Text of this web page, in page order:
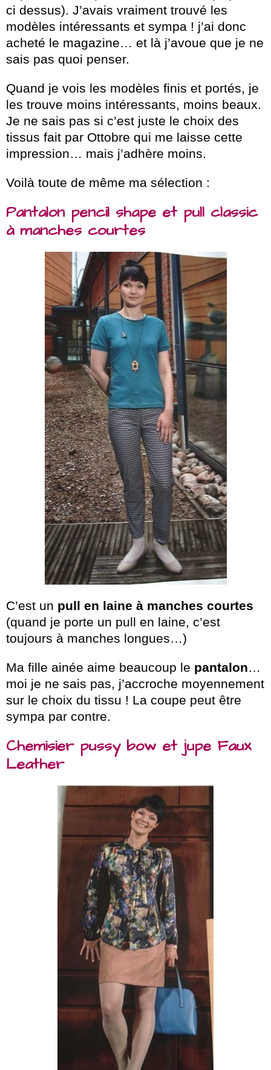
ci dessus). J’avais vraiment trouvé les
modèles intéressants et sympa ! j’ai donc
acheté le magazine… et là j’avoue que je ne
sais pas quoi penser.
Quand je vois les modèles finis et portés, je
les trouve moins intéressants, moins beaux.
Je ne sais pas si c’est juste le choix des
tissus fait par Ottobre qui me laisse cette
impression… mais j’adhère moins.
Voilà toute de même ma sélection :
Pantalon pencil shape et pull classic
à manches courtes
C’est un pull en laine à manches courtes
(quand je porte un pull en laine, c’est
toujours à manches longues…)
Ma fille ainée aime beaucoup le pantalon
moi je ne sais pas, j’accroche moyennement
sur le choix du tissu ! La coupe peut être
sympa par contre.
Chemisier pussy bow et jupe Faux
Leather